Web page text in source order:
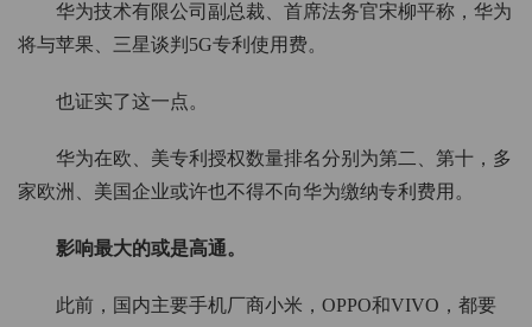
华为技术有限公司副总裁、首席法务官宋柳平称，华为
将与苹果、三星谈判5G专利使用费。
也证实了这一点。
华为在欧、美专利授权数量排名分别为第二、第十，多
家欧洲、美国企业或许也不得不向华为缴纳专利费用。
影响最大的或是高通。
此前，国内主要手机厂商小米，OPPO和VIVO，都要